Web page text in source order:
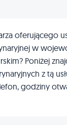
oferującego
w
Poniżej
z tą
godziny